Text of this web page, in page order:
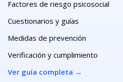
Factores de riesgo psicosocial
Cuestionarios y guías
Medidas de prevención
Verificación y cumplimiento
Ver guía completa →